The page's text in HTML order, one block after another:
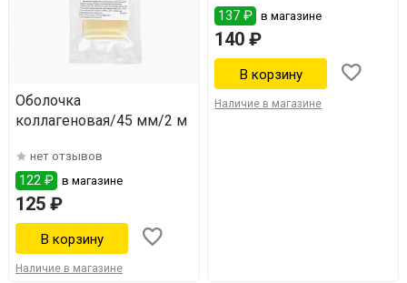
Оболочка
коллагеновая/45 мм/2 м
нет отзывов
122 ₽ в магазине
125 ₽
Наличие в магазине
137 ₽ в магазине
140 ₽
Наличие в магазине